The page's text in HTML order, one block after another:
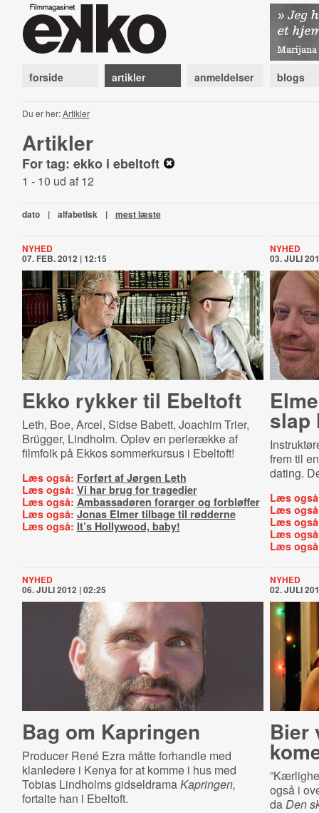
forside artikler anmeldelser blogs
Du er her:Artikler
Artikler
For tag: ekko i ebeltoft
1 - 10 ud af 12
dato | alfabetisk | mest læste
NYHED
07. FEB. 2012 | 12:15
Ekko rykker til Ebeltoft
Leth, Boe, Arcel, Sidse Babett, Joachim Trier,
Brügger, Lindholm. Oplev en perlerække af
filmfolk på Ekkos sommerkursus i Ebeltoft!
Læs også: Forført af Jørgen Leth
Læs også: Vi har brug for tragedier
Læs også: Ambassadøren forarger og forbløffer
Læs også: Jonas Elmer tilbage til rødderne
Læs også: It’s Hollywood, baby!
NYHED
03. JULI
slap
frem til
dating.
Læs
Læs
Læs
Læs
Læs
NYHED
06. JULI 2012 | 02:25
Bag om Kapringen
Producer René Ezra måtte forhandle med
klanledere i Kenya for at komme i hus med
Tobias Lindholms gidseldramaKapringen,
fortalte han i Ebeltoft.
NYHED
02. JULI
Bier
også i
daDen